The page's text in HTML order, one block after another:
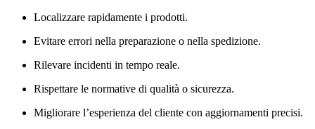
Localizzare rapidamente i prodotti.
Evitare errori nella preparazione o nella spedizione.
Rilevare incidenti in tempo reale.
Rispettare le normative di qualità o sicurezza.
Migliorare l’esperienza del cliente con aggiornamenti precisi.